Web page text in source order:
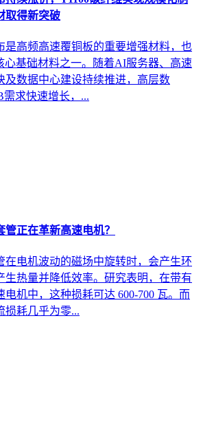
取得新突破
是高频高速覆铜板的重要增强材料，也
心基础材料之一。随着AI服务器、高速
及数据中心建设持续推进，高层数
需求快速增长，...
管正在革新高速电机？
在电机波动的磁场中旋转时，会产生环
生热量并降低效率。研究表明，在带有
电机中，这种损耗可达 600-700 瓦。而
损耗几乎为零...